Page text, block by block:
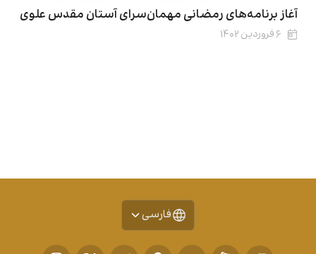
آغاز برنامه‌های رمضانی مهمان‌سرای آستان مقدس علوی
۶ فروردین ۱۴۰۲
فارسی